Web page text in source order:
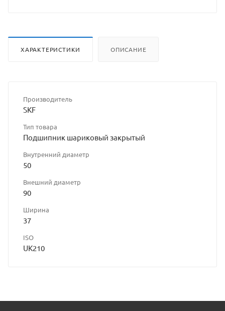
ХАРАКТЕРИСТИКИ ОПИСАНИЕ
Производитель
SKF
Тип товара
Подшипник шариковый закрытый
Внутренний диаметр
50
Внешний диаметр
90
Ширина
37
ISO
UK210